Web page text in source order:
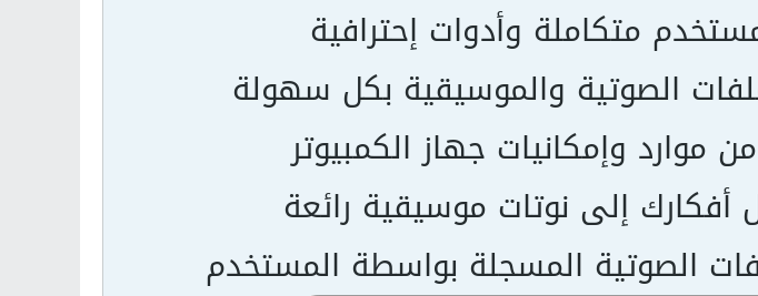
متكاملة وأدوات إحترافية
الصوتية والموسيقية بكل سهولة
موارد وإمكانيات جهاز الكمبيوتر
إلى نوتات موسيقية رائعة
الصوتية المسجلة بواسطة المستخدم